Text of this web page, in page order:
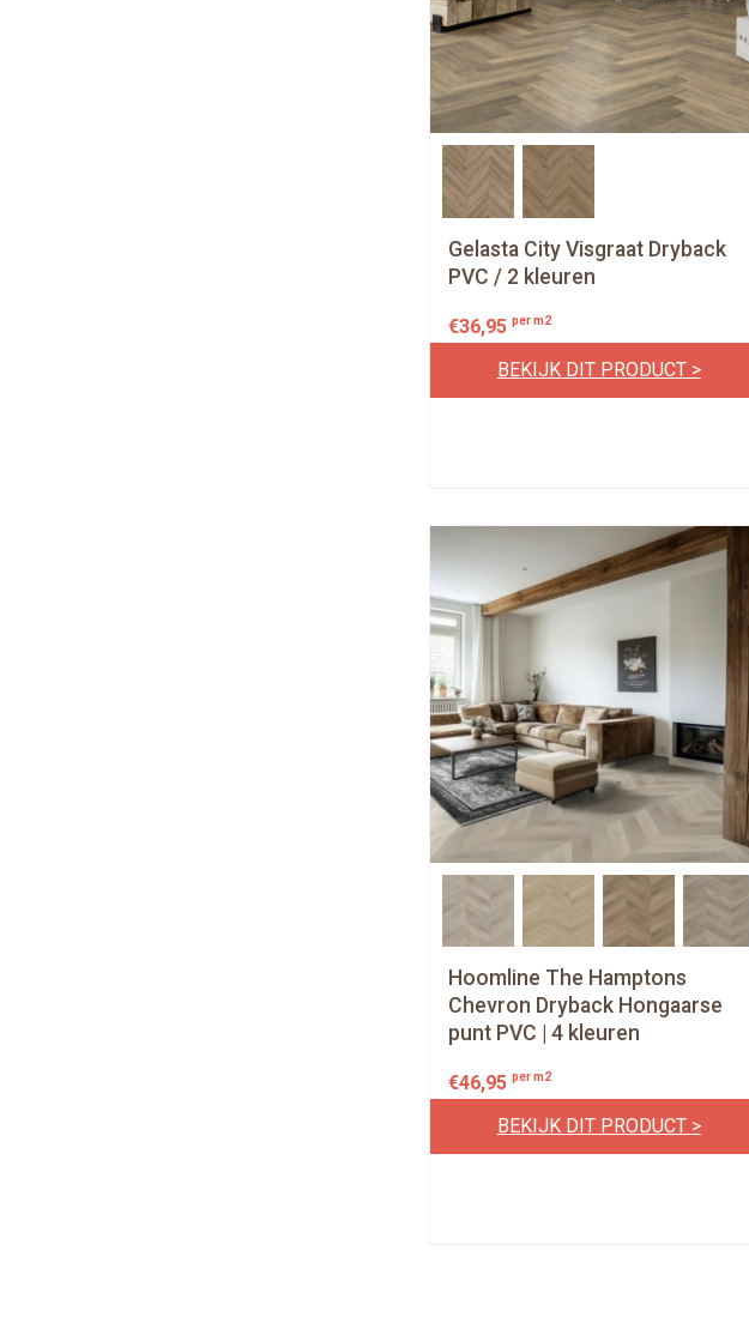
Gelasta City Visgraat Dryback
PVC / 2 kleuren
€36,95 per m2
BEKIJK DIT PRODUCT >
Hoomline The Hamptons
Chevron Dryback Hongaarse
punt PVC | 4 kleuren
€46,95 per m2
BEKIJK DIT PRODUCT >